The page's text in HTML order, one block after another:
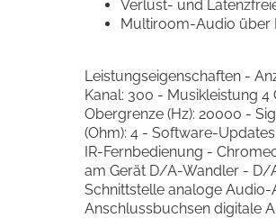
Verlust- und
Multiroom-Audio über
Leistungseigenschaften -
Kanal: 300 - Musikleistung
Obergrenze (Hz): 20000 -
(Ohm): 4 - Software-
IR-Fernbedienung -
am Gerät D/A-Wandler - D/
Schnittstelle analoge Audio-
Anschlussbuchsen digitale